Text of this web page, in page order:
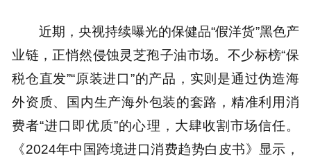
近期，央视持续曝光的保健品“假洋货”黑色产
业链，正悄然侵蚀灵芝孢子油市场。不少标榜“保
税仓直发”“原装进口”的产品，实则是通过伪造海
外资质、国内生产海外包装的套路，精准利用消
费者“进口即优质”的心理，大肆收割市场信任。
《2024年中国跨境进口消费趋势白皮书》显示，